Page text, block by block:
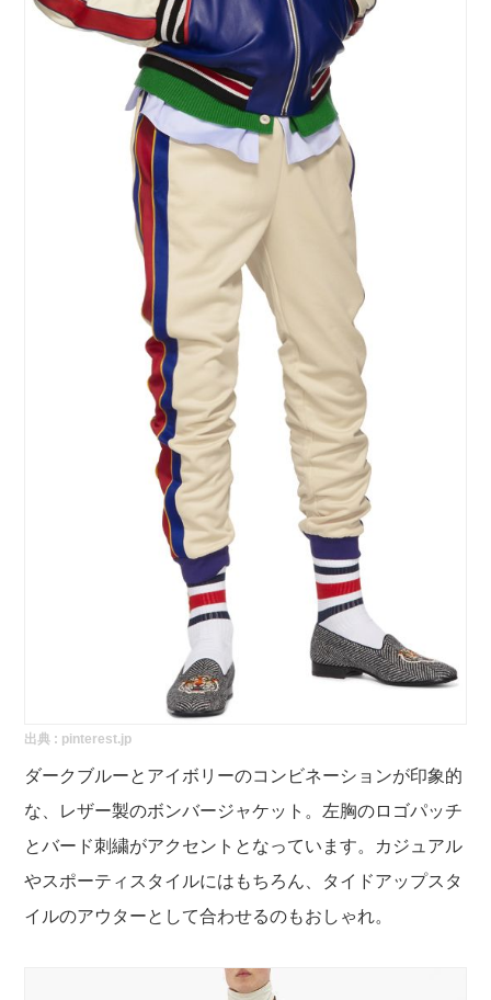
出典 : pinterest.jp
ダークブルーとアイボリーのコンビネーションが印象的
な、レザー製のボンバージャケット。左胸のロゴパッチ
とバード刺繍がアクセントとなっています。カジュアル
やスポーティスタイルにはもちろん、タイドアップスタ
イルのアウターとして合わせるのもおしゃれ。